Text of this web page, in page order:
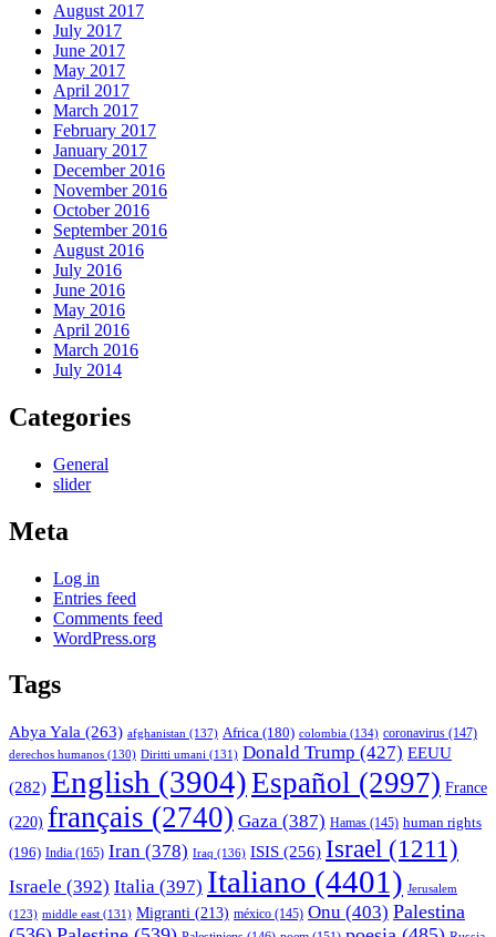
August 2017
July 2017
June 2017
May 2017
April 2017
March 2017
February 2017
January 2017
December 2016
November 2016
October 2016
September 2016
August 2016
July 2016
June 2016
May 2016
April 2016
March 2016
July 2014
Categories
General
slider
Meta
Log in
Entries feed
Comments feed
WordPress.org
Tags
Abya Yala (263) afghanistan (137) Africa (180) colombia (134) coronavirus (147)
derechos humanos (130) Diritti umani (131) Donald Trump (427) EEUU
(282) English (3904)Español (2997) France
(220) français (2740) Gaza (387) Hamas (145) human rights
(196) India (165) Iran (378) Iraq (136) ISIS (256) Israel (1211)
Israele (392) Italia (397) Italiano (4401) Jerusalem
(123) middle east (131) Migranti (213) méxico (145) Onu (403) Palestina